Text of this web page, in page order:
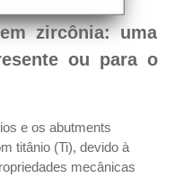
zircônia: uma
ou para o
e os abutments
titânio (Ti), devido à
mecânicas